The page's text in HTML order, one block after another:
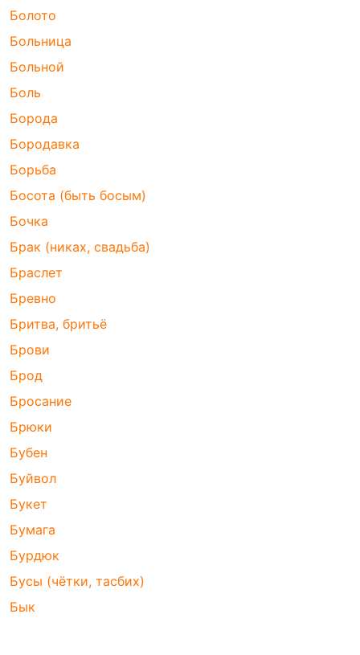
Болото
Больница
Больной
Боль
Борода
Бородавка
Борьба
Босота (быть босым)
Бочка
Брак (никах, свадьба)
Браслет
Бревно
Бритва, бритьё
Брови
Брод
Бросание
Брюки
Бубен
Буйвол
Букет
Бумага
Бурдюк
Бусы (чётки, тасбих)
Бык